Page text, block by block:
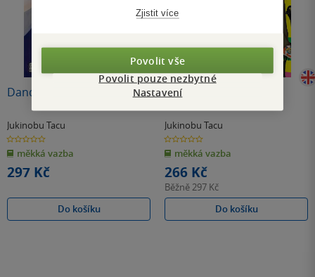
Dandadan, Vol. 15
Jukinobu Tacu
0.0
z
5
hvězdiček
měkká vazba
297 Kč
Do košíku
Dandadan 10
Jukinobu Tacu
0.0
z
5
hvězdiček
měkká vazba
266 Kč
Běžně297 Kč
Do košíku
Zjistit více
Povolit vše
Povolit pouze nezbytné
Nastavení